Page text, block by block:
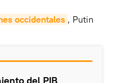
occidentales , Putin
del PIB